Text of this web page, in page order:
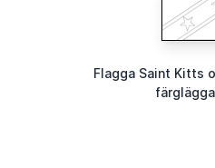
Flagga Saint Kitts